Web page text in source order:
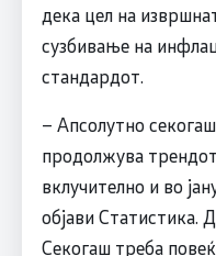
дека цел на
сузбивање на
стандардот.
– Апсолутно
продолжува
вклучително и во
објави Статистика.
Секогаш треба